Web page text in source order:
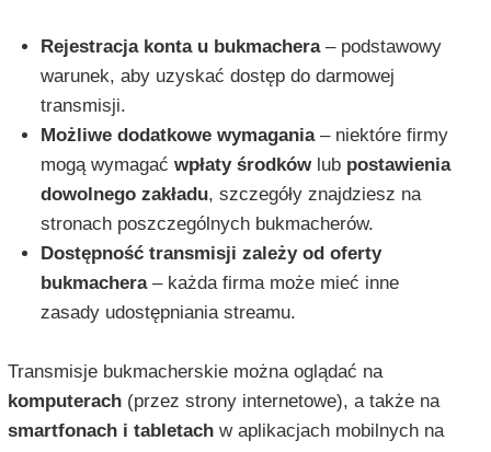
Rejestracja konta u bukmachera– podstawowy
warunek, aby uzyskać dostęp do darmowej
transmisji.
Możliwe dodatkowe wymagania– niektóre firmy
mogą wymagać wpłaty środkówlub postawienia
dowolnego zakładu, szczegóły znajdziesz na
stronach poszczególnych bukmacherów.
Dostępność transmisji zależy od oferty
bukmachera– każda firma może mieć inne
zasady udostępniania streamu.
Transmisje bukmacherskie można oglądać na
komputerach(przez strony internetowe), a także na
smartfonach i tabletachw aplikacjach mobilnych na